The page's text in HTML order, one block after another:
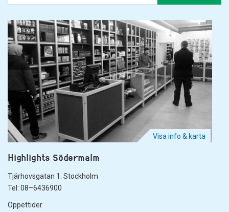
Visa info & karta
Highlights Södermalm
Tjärhovsgatan 1. Stockholm
Tel: 08–6436900
Öppettider